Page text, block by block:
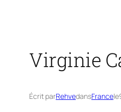
Virginie
Écrit parRehvedansFrancele